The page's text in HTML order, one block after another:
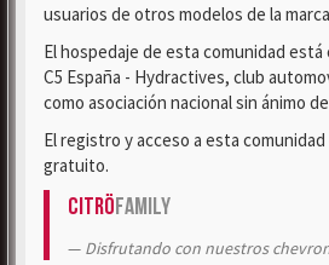
usuarios de otros modelos de la
El hospedaje de esta comunidad
C5 España - Hydractives, club
como asociación nacional sin ánimo
El registro y acceso a esta
gratuito.
CitröFamily
Disfrutando con nuestros